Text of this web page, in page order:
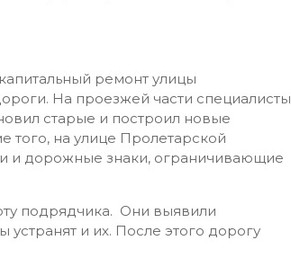
ремонт улицы
На проезжей части специалисты
старые и построил новые
того, на улице Пролетарской
и дорожные знаки, ограничивающие
подрядчика. Они выявили
и их. После этого дорогу